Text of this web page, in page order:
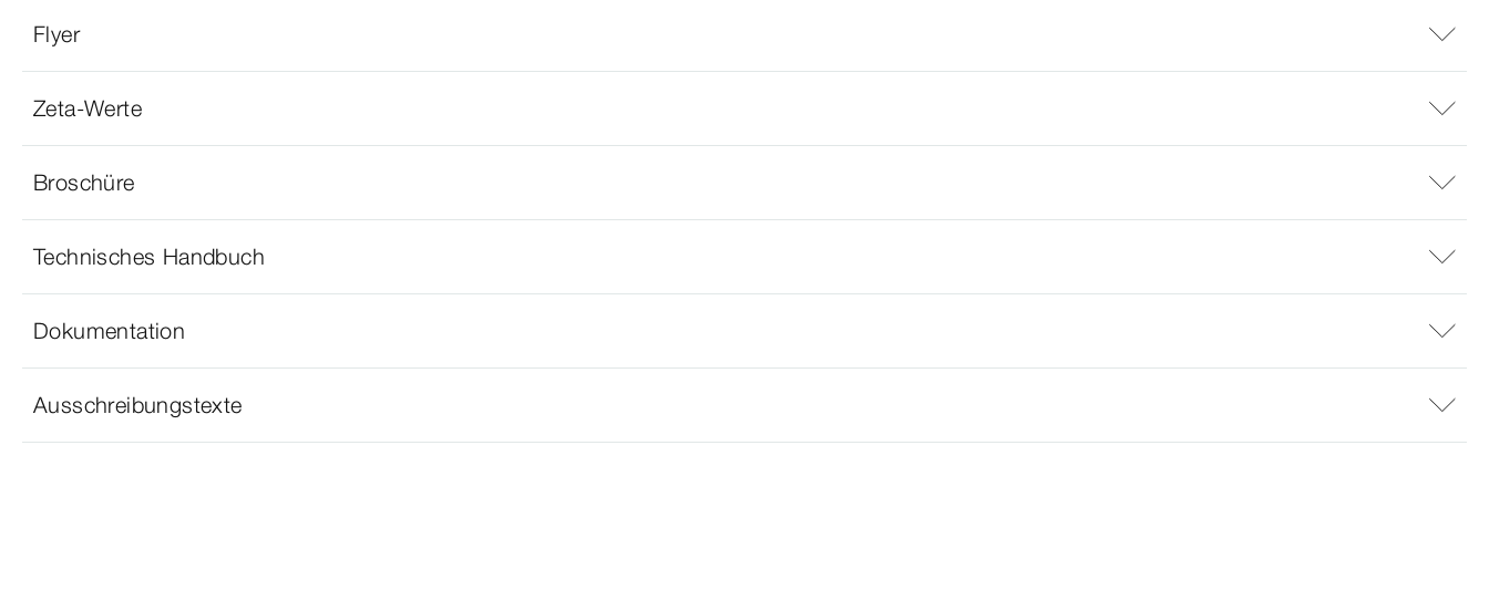
Flyer
Zeta-Werte
Broschüre
Technisches Handbuch
Dokumentation
Ausschreibungstexte